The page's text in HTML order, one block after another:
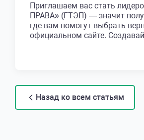
Приглашаем вас стать
ПРАВА» (ГТЭП) — значит
где вам помогут выбрать
официальном сайте.
Назад ко всем статьям